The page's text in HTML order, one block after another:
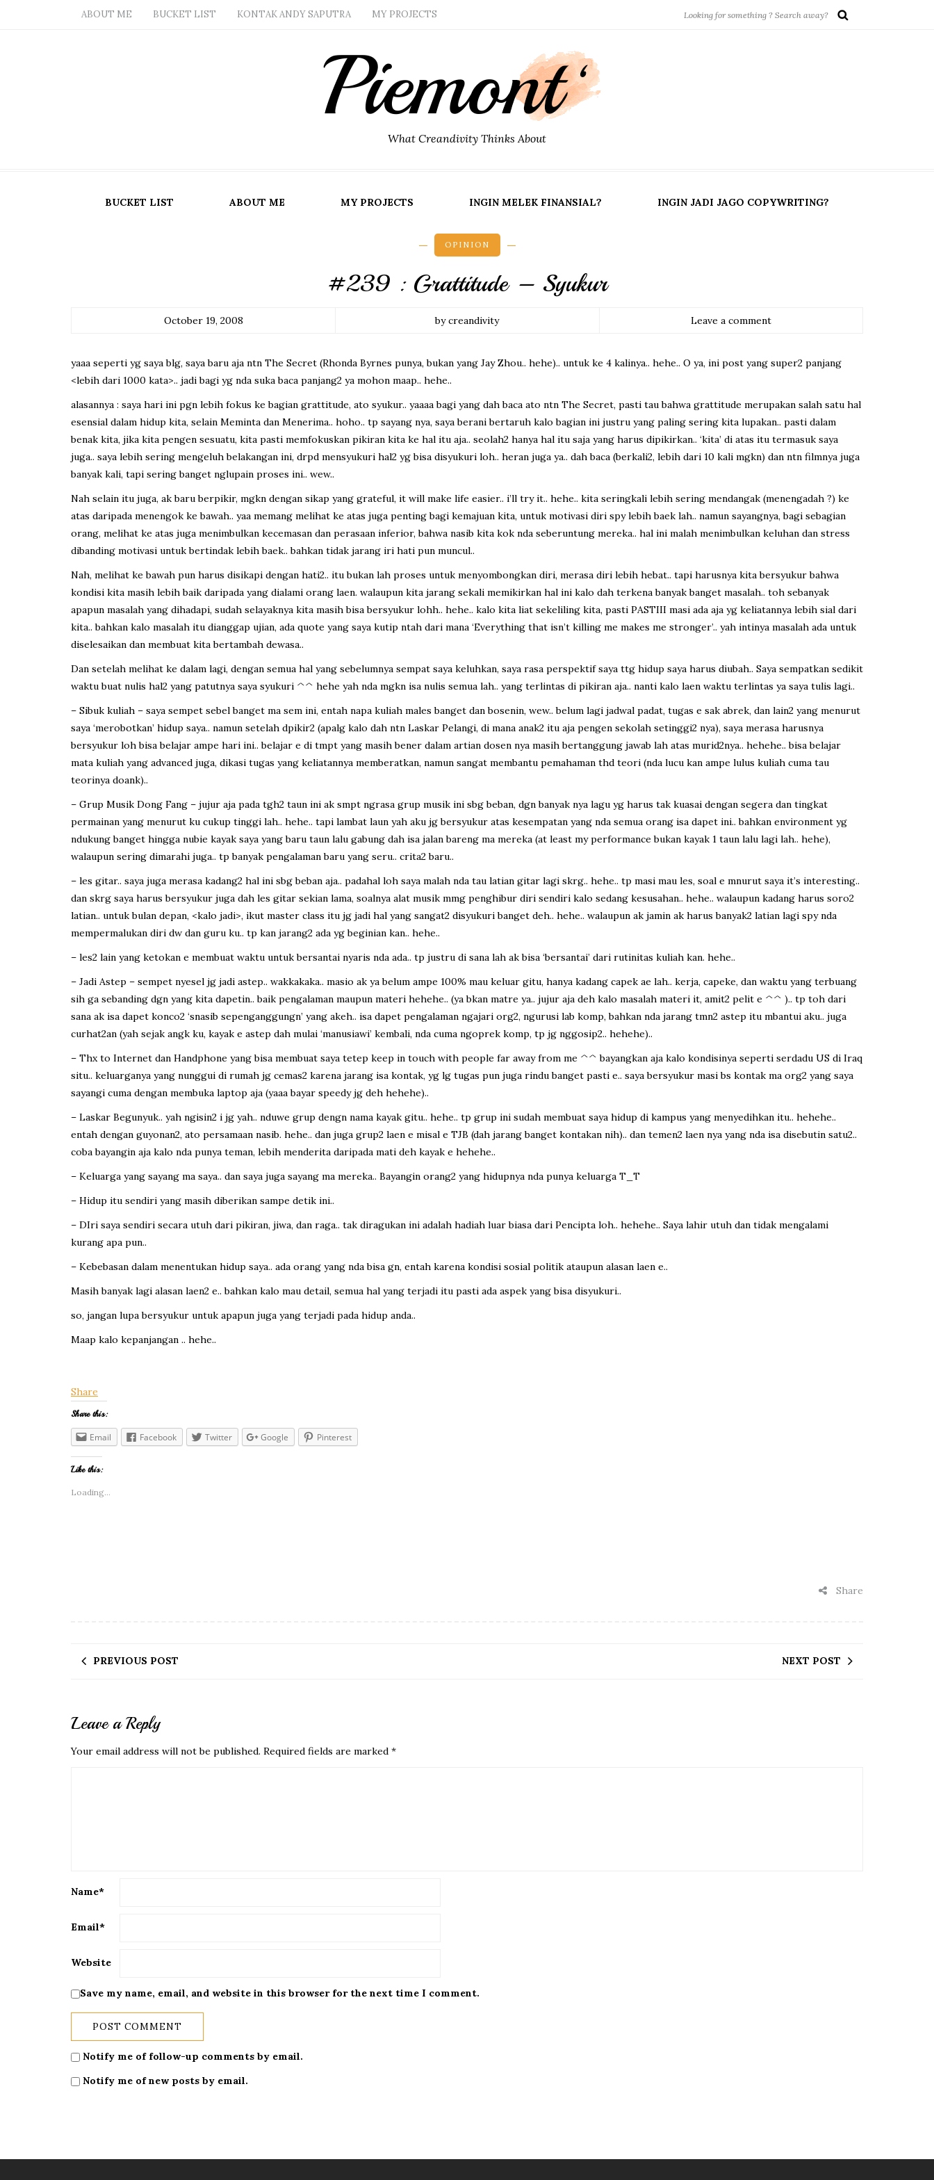
ABOUT ME BUCKET LIST KONTAK ANDY SAPUTRA MY PROJECTS
What Creandivity Thinks About
BUCKET LIST ABOUT ME MY PROJECTS INGIN MELEK FINANSIAL? INGIN JADI JAGO COPYWRITING?
OPINION
#239 : Grattitude – Syukur
October 19, 2008 by creandivity Leave a comment
yaaa seperti yg saya blg, saya baru aja ntn The Secret (Rhonda Byrnes punya, bukan yang Jay Zhou.. hehe).. untuk ke 4 kalinya.. hehe.. O ya, ini post yang super2 panjang
<lebih dari 1000 kata>.. jadi bagi yg nda suka baca panjang2 ya mohon maap.. hehe..
alasannya : saya hari ini pgn lebih fokus ke bagian grattitude, ato syukur.. yaaaa bagi yang dah baca ato ntn The Secret, pasti tau bahwa grattitude merupakan salah satu hal
esensial dalam hidup kita, selain Meminta dan Menerima.. hoho.. tp sayang nya, saya berani bertaruh kalo bagian ini justru yang paling sering kita lupakan.. pasti dalam
benak kita, jika kita pengen sesuatu, kita pasti memfokuskan pikiran kita ke hal itu aja.. seolah2 hanya hal itu saja yang harus dipikirkan.. ‘kita’ di atas itu termasuk saya
juga.. saya lebih sering mengeluh belakangan ini, drpd mensyukuri hal2 yg bisa disyukuri loh.. heran juga ya.. dah baca (berkali2, lebih dari 10 kali mgkn) dan ntn filmnya juga
banyak kali, tapi sering banget nglupain proses ini.. wew..
Nah selain itu juga, ak baru berpikir, mgkn dengan sikap yang grateful, it will make life easier.. i’ll try it.. hehe.. kita seringkali lebih sering mendangak (menengadah ?) ke
atas daripada menengok ke bawah.. yaa memang melihat ke atas juga penting bagi kemajuan kita, untuk motivasi diri spy lebih baek lah.. namun sayangnya, bagi sebagian
orang, melihat ke atas juga menimbulkan kecemasan dan perasaan inferior, bahwa nasib kita kok nda seberuntung mereka.. hal ini malah menimbulkan keluhan dan stress
dibanding motivasi untuk bertindak lebih baek.. bahkan tidak jarang iri hati pun muncul..
Nah, melihat ke bawah pun harus disikapi dengan hati2.. itu bukan lah proses untuk menyombongkan diri, merasa diri lebih hebat.. tapi harusnya kita bersyukur bahwa
kondisi kita masih lebih baik daripada yang dialami orang laen. walaupun kita jarang sekali memikirkan hal ini kalo dah terkena banyak banget masalah.. toh sebanyak
apapun masalah yang dihadapi, sudah selayaknya kita masih bisa bersyukur lohh.. hehe.. kalo kita liat sekeliling kita, pasti PASTIII masi ada aja yg keliatannya lebih sial dari
kita.. bahkan kalo masalah itu dianggap ujian, ada quote yang saya kutip ntah dari mana ‘Everything that isn’t killing me makes me stronger’.. yah intinya masalah ada untuk
diselesaikan dan membuat kita bertambah dewasa..
Dan setelah melihat ke dalam lagi, dengan semua hal yang sebelumnya sempat saya keluhkan, saya rasa perspektif saya ttg hidup saya harus diubah.. Saya sempatkan sedikit
waktu buat nulis hal2 yang patutnya saya syukuri ^^ hehe yah nda mgkn isa nulis semua lah.. yang terlintas di pikiran aja.. nanti kalo laen waktu terlintas ya saya tulis lagi..
– Sibuk kuliah – saya sempet sebel banget ma sem ini, entah napa kuliah males banget dan bosenin, wew.. belum lagi jadwal padat, tugas e sak abrek, dan lain2 yang menurut
saya ‘merobotkan’ hidup saya.. namun setelah dpikir2 (apalg kalo dah ntn Laskar Pelangi, di mana anak2 itu aja pengen sekolah setinggi2 nya), saya merasa harusnya
bersyukur loh bisa belajar ampe hari ini.. belajar e di tmpt yang masih bener dalam artian dosen nya masih bertanggung jawab lah atas murid2nya.. hehehe.. bisa belajar
mata kuliah yang advanced juga, dikasi tugas yang keliatannya memberatkan, namun sangat membantu pemahaman thd teori (nda lucu kan ampe lulus kuliah cuma tau
teorinya doank)..
– Grup Musik Dong Fang – jujur aja pada tgh2 taun ini ak smpt ngrasa grup musik ini sbg beban, dgn banyak nya lagu yg harus tak kuasai dengan segera dan tingkat
permainan yang menurut ku cukup tinggi lah.. hehe.. tapi lambat laun yah aku jg bersyukur atas kesempatan yang nda semua orang isa dapet ini.. bahkan environment yg
ndukung banget hingga nubie kayak saya yang baru taun lalu gabung dah isa jalan bareng ma mereka (at least my performance bukan kayak 1 taun lalu lagi lah.. hehe),
walaupun sering dimarahi juga.. tp banyak pengalaman baru yang seru.. crita2 baru..
– les gitar.. saya juga merasa kadang2 hal ini sbg beban aja.. padahal loh saya malah nda tau latian gitar lagi skrg.. hehe.. tp masi mau les, soal e mnurut saya it’s interesting..
dan skrg saya harus bersyukur juga dah les gitar sekian lama, soalnya alat musik mmg penghibur diri sendiri kalo sedang kesusahan.. hehe.. walaupun kadang harus soro2
latian.. untuk bulan depan, <kalo jadi>, ikut master class itu jg jadi hal yang sangat2 disyukuri banget deh.. hehe.. walaupun ak jamin ak harus banyak2 latian lagi spy nda
mempermalukan diri dw dan guru ku.. tp kan jarang2 ada yg beginian kan.. hehe..
– les2 lain yang ketokan e membuat waktu untuk bersantai nyaris nda ada.. tp justru di sana lah ak bisa ‘bersantai’ dari rutinitas kuliah kan. hehe..
– Jadi Astep – sempet nyesel jg jadi astep.. wakkakaka.. masio ak ya belum ampe 100% mau keluar gitu, hanya kadang capek ae lah.. kerja, capeke, dan waktu yang terbuang
sih ga sebanding dgn yang kita dapetin.. baik pengalaman maupun materi hehehe.. (ya bkan matre ya.. jujur aja deh kalo masalah materi it, amit2 pelit e ^^ ).. tp toh dari
sana ak isa dapet konco2 ‘snasib sepenganggungn’ yang akeh.. isa dapet pengalaman ngajari org2, ngurusi lab komp, bahkan nda jarang tmn2 astep itu mbantui aku.. juga
curhat2an (yah sejak angk ku, kayak e astep dah mulai ‘manusiawi’ kembali, nda cuma ngoprek komp, tp jg nggosip2.. hehehe)..
– Thx to Internet dan Handphone yang bisa membuat saya tetep keep in touch with people far away from me ^^ bayangkan aja kalo kondisinya seperti serdadu US di Iraq
situ.. keluarganya yang nunggui di rumah jg cemas2 karena jarang isa kontak, yg lg tugas pun juga rindu banget pasti e.. saya bersyukur masi bs kontak ma org2 yang saya
sayangi cuma dengan membuka laptop aja (yaaa bayar speedy jg deh hehehe)..
– Laskar Begunyuk.. yah ngisin2 i jg yah.. nduwe grup dengn nama kayak gitu.. hehe.. tp grup ini sudah membuat saya hidup di kampus yang menyedihkan itu.. hehehe..
entah dengan guyonan2, ato persamaan nasib. hehe.. dan juga grup2 laen e misal e TJB (dah jarang banget kontakan nih).. dan temen2 laen nya yang nda isa disebutin satu2..
coba bayangin aja kalo nda punya teman, lebih menderita daripada mati deh kayak e hehehe..
– Keluarga yang sayang ma saya.. dan saya juga sayang ma mereka.. Bayangin orang2 yang hidupnya nda punya keluarga T_T
– Hidup itu sendiri yang masih diberikan sampe detik ini..
– DIri saya sendiri secara utuh dari pikiran, jiwa, dan raga.. tak diragukan ini adalah hadiah luar biasa dari Pencipta loh.. hehehe.. Saya lahir utuh dan tidak mengalami
kurang apa pun..
– Kebebasan dalam menentukan hidup saya.. ada orang yang nda bisa gn, entah karena kondisi sosial politik ataupun alasan laen e..
Masih banyak lagi alasan laen2 e.. bahkan kalo mau detail, semua hal yang terjadi itu pasti ada aspek yang bisa disyukuri..
so, jangan lupa bersyukur untuk apapun juga yang terjadi pada hidup anda..
Maap kalo kepanjangan .. hehe..
Share
Share this:
Email Facebook Twitter Google Pinterest
Like this:
Loading...
Share
PREVIOUS POST NEXT POST
Leave a Reply
Your email address will not be published. Required fields are marked *
Name*
Email*
Website
Save my name, email, and website in this browser for the next time I comment.
Notify me of follow-up comments by email.
Notify me of new posts by email.